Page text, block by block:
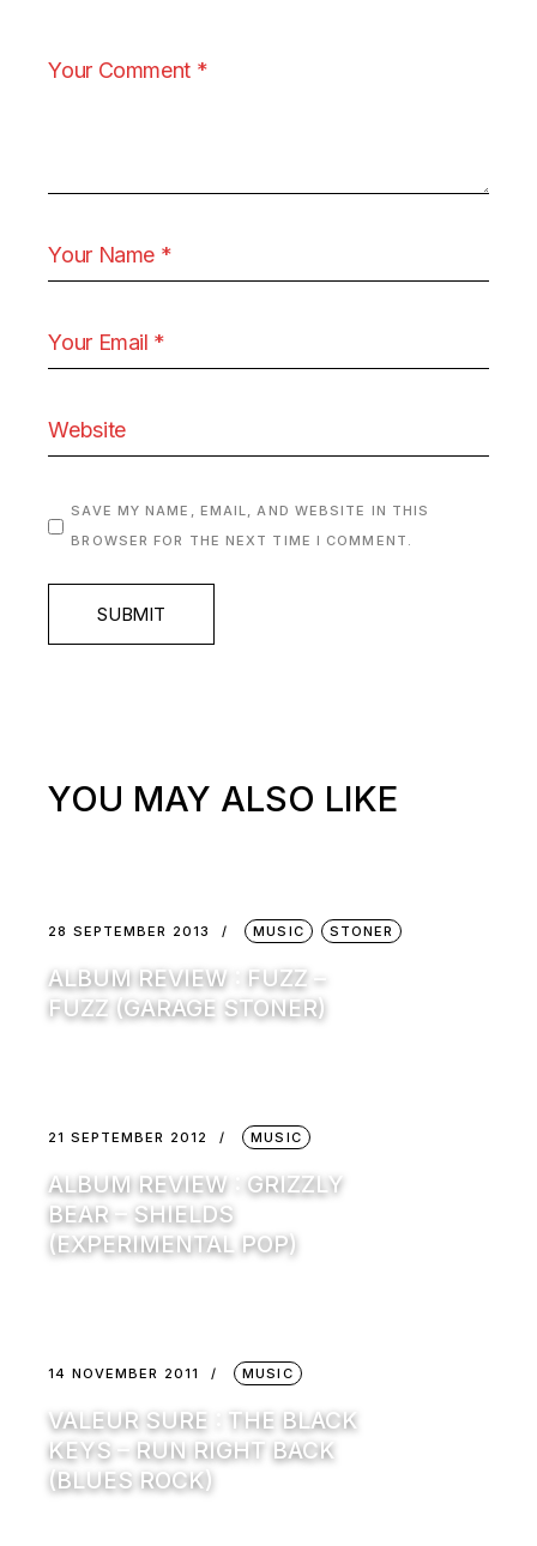
SAVE MY NAME, EMAIL, AND WEBSITE IN THIS
BROWSER FOR THE NEXT TIME I COMMENT.
SUBMIT
YOU MAY ALSO LIKE
28 SEPTEMBER 2013 MUSIC STONER
ALBUM REVIEW : FUZZ –
FUZZ (GARAGE STONER)
21 SEPTEMBER 2012 MUSIC
ALBUM REVIEW : GRIZZLY
BEAR – SHIELDS
(EXPERIMENTAL POP)
14 NOVEMBER 2011 MUSIC
VALEUR SURE : THE BLACK
KEYS – RUN RIGHT BACK
(BLUES ROCK)